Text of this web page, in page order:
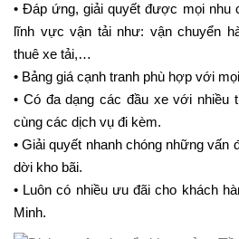
• Đáp ứng, giải quyết được mọi nhu
lĩnh vực vận tải như: vận chuyển
thuê xe tải,…
• Bảng giá cạnh tranh phù hợp với
• Có đa dạng các đầu xe với nhiều
cùng các dịch vụ đi kèm.
• Giải quyết nhanh chóng những vấn
dời kho bãi.
• Luôn có nhiều ưu đãi cho khách
Minh.